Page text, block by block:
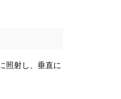
照射し、垂直に